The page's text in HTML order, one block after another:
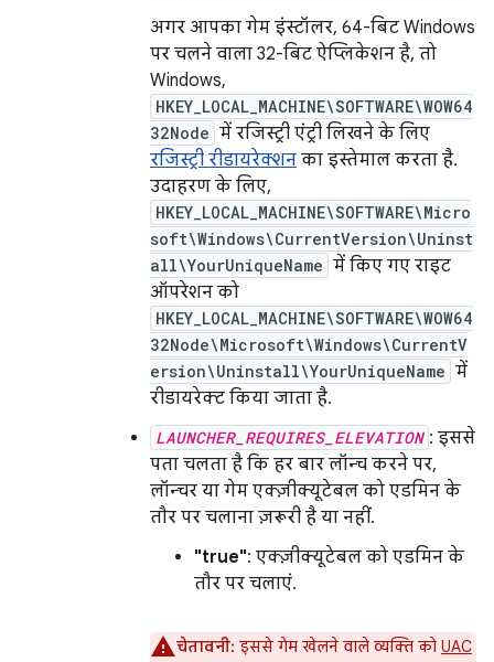
अगर आपका गेम इंस्टॉलर, 64-बिट Windows
पर चलने वाला 32-बिट ऐप्लिकेशन है, तो
Windows,
HKEY_LOCAL_MACHINE\SOFTWARE\WOW64
32Node में रजिस्ट्री एंट्री लिखने के लिए
रजिस्ट्री रीडायरेक्शन का इस्तेमाल करता है.
उदाहरण के लिए,
HKEY_LOCAL_MACHINE\SOFTWARE\Micro
soft\Windows\CurrentVersion\Uninst
all\YourUniqueName में किए गए राइट
ऑपरेशन को
HKEY_LOCAL_MACHINE\SOFTWARE\WOW64
32Node\Microsoft\Windows\CurrentV
ersion\Uninstall\YourUniqueName में
रीडायरेक्ट किया जाता है.
LAUNCHER_REQUIRES_ELEVATION : इससे
पता चलता है कि हर बार लॉन्च करने पर,
लॉन्चर या गेम एक्ज़ीक्यूटेबल को एडमिन के
तौर पर चलाना ज़रूरी है या नहीं.
"true": एक्ज़ीक्यूटेबल को एडमिन के
तौर पर चलाएं.
चेतावनी: इससे गेम खेलने वाले व्यक्ति को UAC